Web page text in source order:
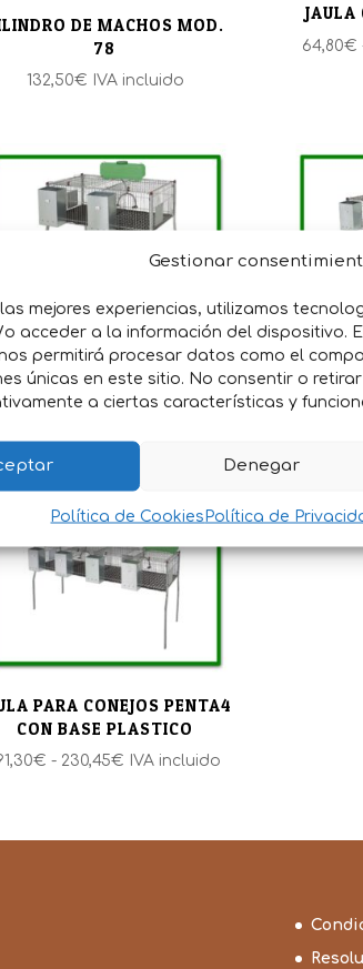
Gestionar
mejores experiencias, utilizamos
acceder a la información del dispositivo.
permitirá procesar datos como el
únicas en este sitio. No consentir o
a ciertas características y
Denegar
Política de Cookies Política de
DE MACHOS MOD.
78
132,50€ IVA incluido
JAULA
64,80€
PARA CONEJOS PENTA2
2 DPTOS
de
desde
123,05€
134,75€
JAULA
PARA CONEJOS PENTA4
CON BASE PLASTICO
€ - 230,45€ Rango
desde
IVA incluido